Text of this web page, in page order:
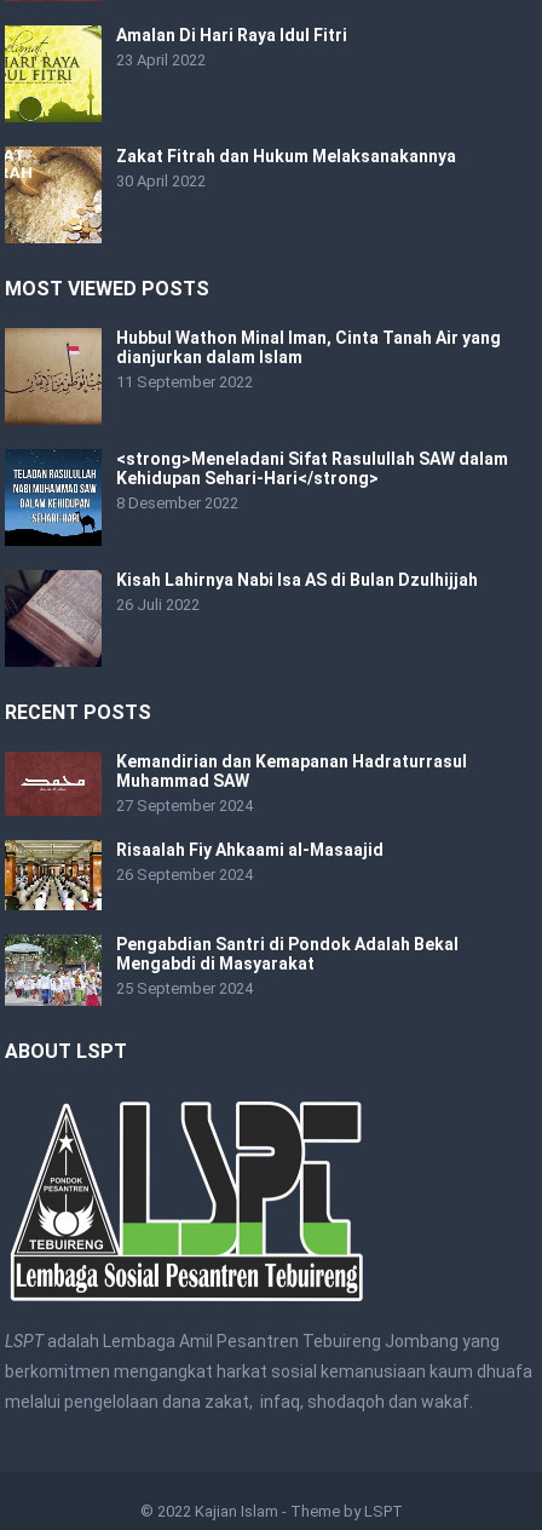
Amalan Di Hari Raya Idul Fitri
23 April 2022
Zakat Fitrah dan Hukum Melaksanakannya
30 April 2022
MOST VIEWED POSTS
Hubbul Wathon Minal Iman, Cinta Tanah Air yang
dianjurkan dalam Islam
11 September 2022
<strong>Meneladani Sifat Rasulullah SAW dalam
Kehidupan Sehari-Hari</strong>
8 Desember 2022
Kisah Lahirnya Nabi Isa AS di Bulan Dzulhijjah
26 Juli 2022
RECENT POSTS
Kemandirian dan Kemapanan Hadraturrasul
Muhammad SAW
27 September 2024
Risaalah Fiy Ahkaami al-Masaajid
26 September 2024
Pengabdian Santri di Pondok Adalah Bekal
Mengabdi di Masyarakat
25 September 2024
ABOUT LSPT
LSPTadalah Lembaga Amil Pesantren Tebuireng Jombang yang
berkomitmen mengangkat harkat sosial kemanusiaan kaum dhuafa
melalui pengelolaan dana zakat, infaq, shodaqoh dan wakaf.
© 2022 Kajian Islam - Theme by LSPT